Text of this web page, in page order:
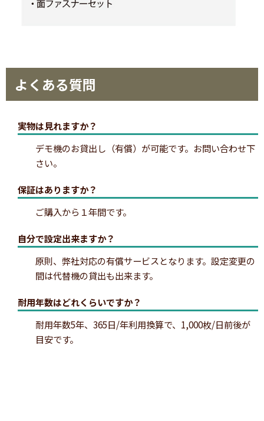
よくある質問
実物は見れますか？
デモ機のお貸出し（有償）が可能です。お問い合わせ下
さい。
保証はありますか？
ご購入から１年間です。
自分で設定出来ますか？
原則、弊社対応の有償サービスとなります。設定変更の
間は代替機の貸出も出来ます。
耐用年数はどれくらいですか？
耐用年数5年、365日/年利用換算で、1,000枚/日前後が
目安です。